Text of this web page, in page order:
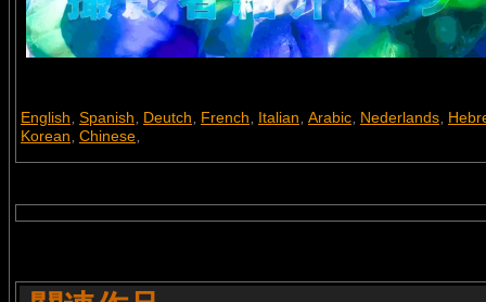
English, Spanish, Deutch, French, Italian, Arabic, Nederlands,
Korean, Chinese,